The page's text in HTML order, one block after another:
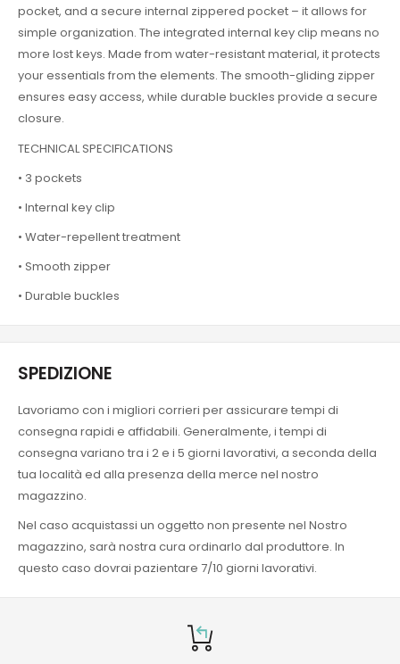
pocket, and a secure internal zippered pocket – it allows for
simple organization. The integrated internal key clip means no
more lost keys. Made from water-resistant material, it protects
your essentials from the elements. The smooth-gliding zipper
ensures easy access, while durable buckles provide a secure
closure.
TECHNICAL SPECIFICATIONS
• 3 pockets
• Internal key clip
• Water-repellent treatment
• Smooth zipper
• Durable buckles
SPEDIZIONE
Lavoriamo con i migliori corrieri per assicurare tempi di
consegna rapidi e affidabili. Generalmente, i tempi di
consegna variano tra i 2 e i 5 giorni lavorativi, a seconda della
tua località ed alla presenza della merce nel nostro
magazzino.
Nel caso acquistassi un oggetto non presente nel Nostro
magazzino, sarà nostra cura ordinarlo dal produttore. In
questo caso dovrai pazientare 7/10 giorni lavorativi.